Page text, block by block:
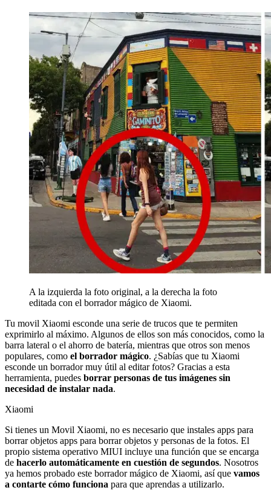
A la izquierda la foto original, a la derecha la foto
editada con el borrador mágico de Xiaomi.
Tu movil Xiaomi esconde una serie de trucos que te permiten
exprimirlo al máximo. Algunos de ellos son más conocidos, como la
barra lateral o el ahorro de batería, mientras que otros son menos
populares, como el borrador mágico. ¿Sabías que tu Xiaomi
esconde un borrador muy útil al editar fotos? Gracias a esta
herramienta, puedes borrar personas de tus imágenes sin
necesidad de instalar nada.
Xiaomi
Si tienes un Movil Xiaomi, no es necesario que instales apps para
borrar objetos apps para borrar objetos y personas de la fotos. El
propio sistema operativo MIUI incluye una función que se encarga
de hacerlo automáticamente en cuestión de segundos. Nosotros
ya hemos probado este borrador mágico de Xiaomi, así que vamos
a contarte cómo funciona para que aprendas a utilizarlo.